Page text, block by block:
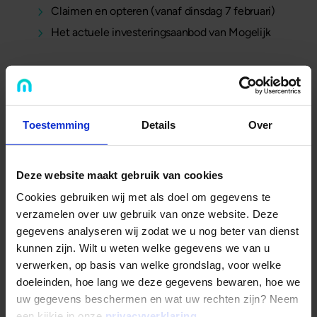
Toestemming Details Over
Deze website maakt gebruik van cookies
Cookies gebruiken wij met als doel om gegevens te
verzamelen over uw gebruik van onze website. Deze
gegevens analyseren wij zodat we u nog beter van dienst
kunnen zijn. Wilt u weten welke gegevens we van u
verwerken, op basis van welke grondslag, voor welke
doeleinden, hoe lang we deze gegevens bewaren, hoe we
uw gegevens beschermen en wat uw rechten zijn? Neem
Claimen en opteren (vanaf dinsdag 7 februari)
Het actuele investeringsaanbod van Mogelijk
Bekijk de uitlegvideo